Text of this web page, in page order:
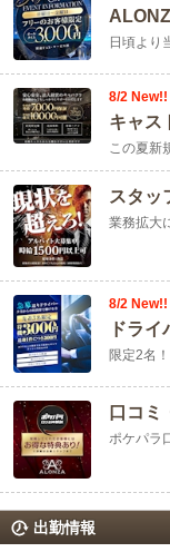
日頃より
8/2 New!!
キャス
この夏新
スタッ
業務拡大
8/2 New!!
ドラ
限定2名
口コミ
ポケパラ
出勤情報